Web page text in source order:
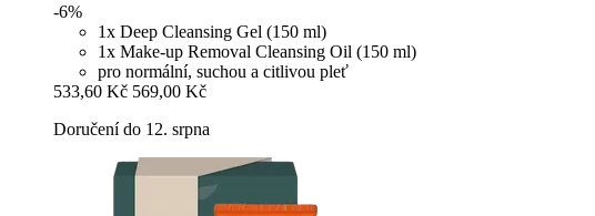
-6%
1x Deep Cleansing Gel (150 ml)
1x Make-up Removal Cleansing Oil (150 ml)
pro normální, suchou a citlivou pleť
533,60 Kč 569,00 Kč
Doručení do 12. srpna